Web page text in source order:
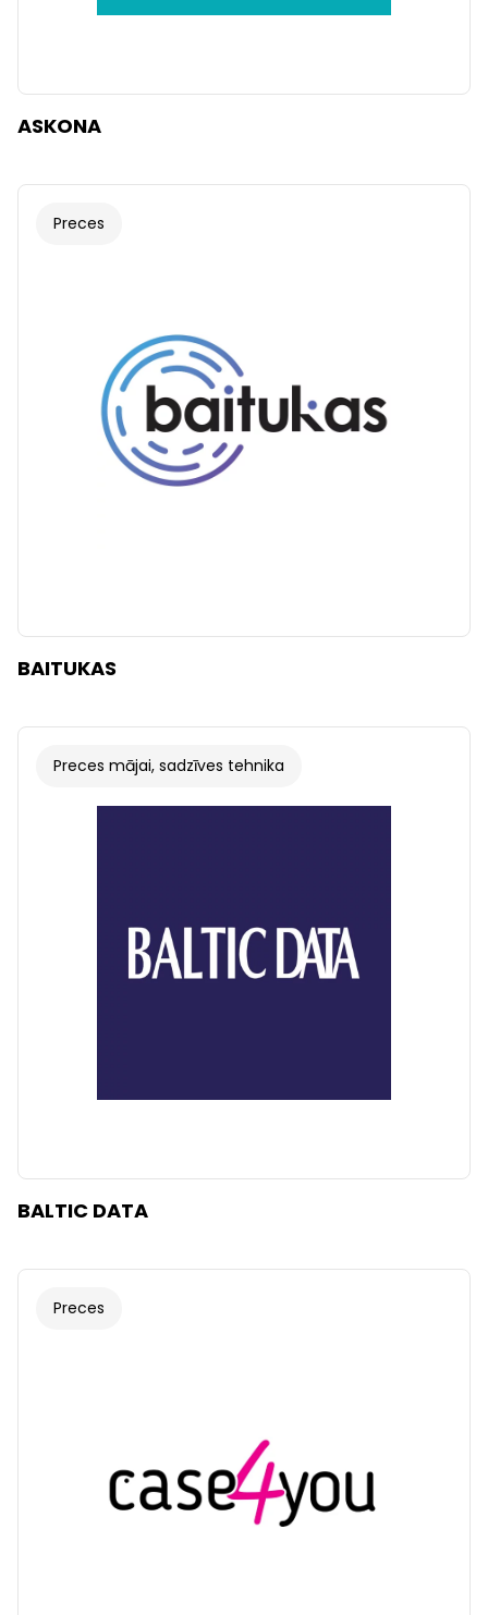
ASKONA
Preces
BAITUKAS
Preces mājai, sadzīves tehnika
BALTIC DATA
Preces